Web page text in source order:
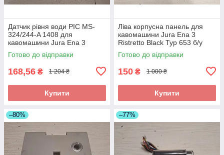
Датчик рівня води PIC MS-
324/244-A 1408 для
кавомашини Jura Ena 3
Ristretto Black Typ 653 б/у
Готово до відправки
168,56 ₴ 1 204 ₴
Купити
Ліва корпусна панель для
кавомашини Jura Ena 3
Ristretto Black Typ 653 б/у
Готово до відправки
150 ₴ 1 000 ₴
Купити
–80% –77%